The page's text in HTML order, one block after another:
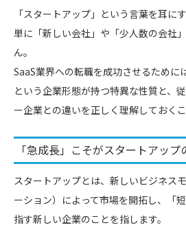
「スタートアップ」という言葉を耳に
単に「新しい会社」や「少人数の会社
ん。
SaaS業界への転職を成功させるために
という企業形態が持つ特異な性質と、
ー企業との違いを正しく理解しておく
「急成長」こそがスタートアップ
スタートアップとは、新しいビジネス
ーション）によって市場を開拓し、「
指す新しい企業のことを指します。